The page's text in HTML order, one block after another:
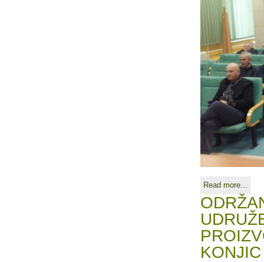
Read more...
KONJIC